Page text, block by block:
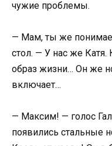
чужие проблемы.
— Мам, ты же
стол. — У нас же Катя.
образ жизни… Он же
включает…
— Максим! — голос
появились стальные